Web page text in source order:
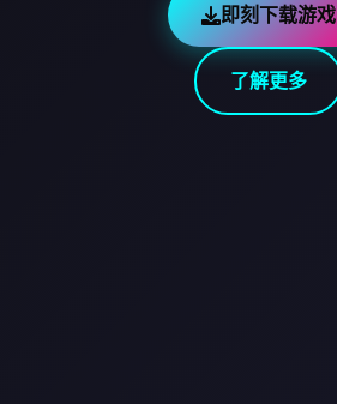
即刻下载游戏
了解更多